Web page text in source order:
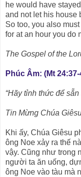
he would have
and not let his house
So too, you also
for at an hour you do
The Gospel of the
Phúc Âm: (Mt 24:37-
“Hãy tỉnh thức để sẵn
Tin Mừng Chúa
Khi ấy, Chúa Giêsu
ông Noe xảy ra thế
vậy. Cũng như trong
người ta ăn uống,
ông Noe vào tàu mà